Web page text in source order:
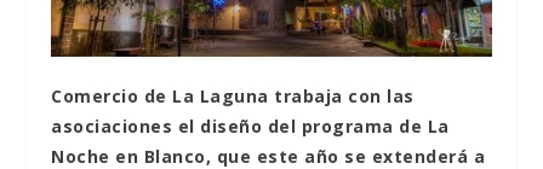
Comercio de La Laguna trabaja con las
asociaciones el diseño del programa de La
Noche en Blanco, que este año se extenderá a